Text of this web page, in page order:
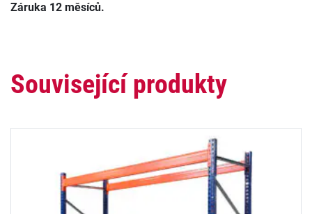
Záruka 12 měsíců.
Související produkty